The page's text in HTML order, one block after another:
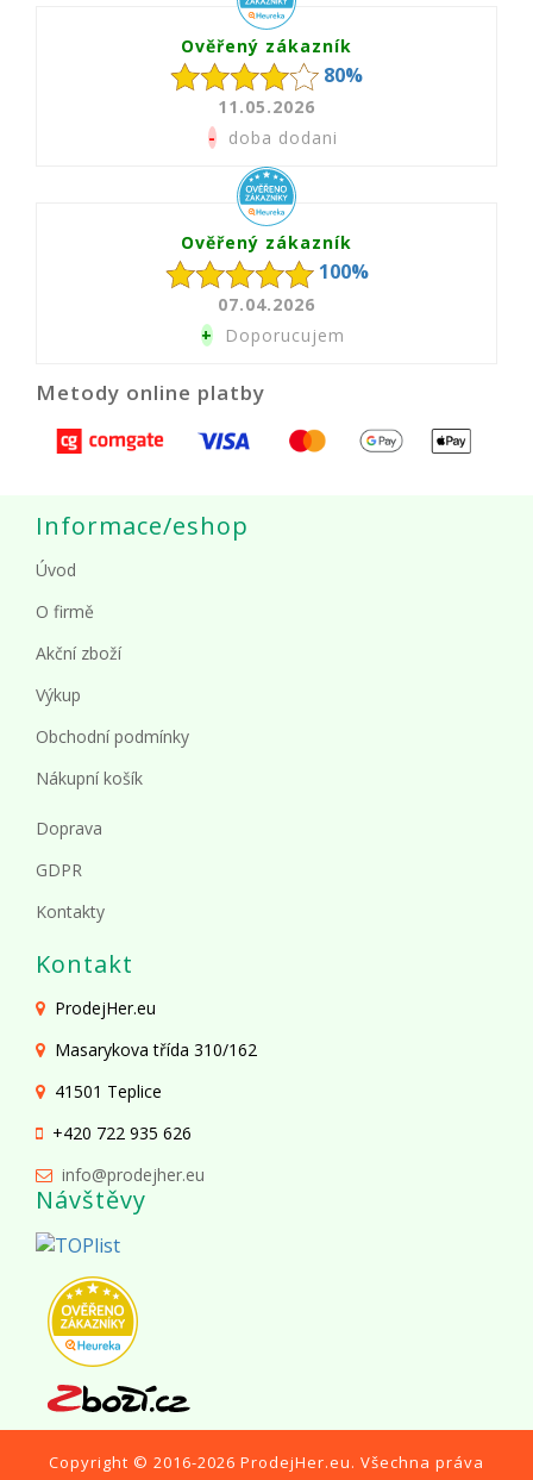
Ověřený zákazník
80%
11.05.2026
-doba dodani
Ověřený zákazník
100%
07.04.2026
+Doporucujem
Metody online platby
Informace/eshop
Úvod
O firmě
Akční zboží
Výkup
Obchodní podmínky
Nákupní košík
Doprava
GDPR
Kontakty
Kontakt
ProdejHer.eu
Masarykova třída 310/162
41501 Teplice
+420 722 935 626
info@prodejher.eu
Návštěvy
Copyright © 2016-2026 ProdejHer.eu. Všechna práva